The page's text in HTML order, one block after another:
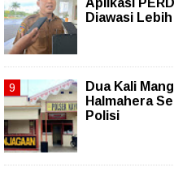
Diawasi
Dua Kali
Halmahera
Polisi